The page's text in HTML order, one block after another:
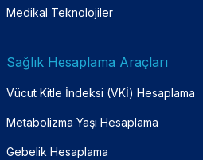
Medikal Teknolojiler
Sağlık Hesaplama Araçları
Vücut Kitle İndeksi (VKİ) Hesaplama
Metabolizma Yaşı Hesaplama
Gebelik Hesaplama